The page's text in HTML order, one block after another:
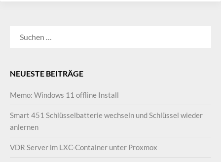
NEUESTE BEITRÄGE
Memo: Windows 11 offline Install
Smart 451 Schlüsselbatterie wechseln und Schlüssel wieder
anlernen
VDR Server im LXC-Container unter Proxmox